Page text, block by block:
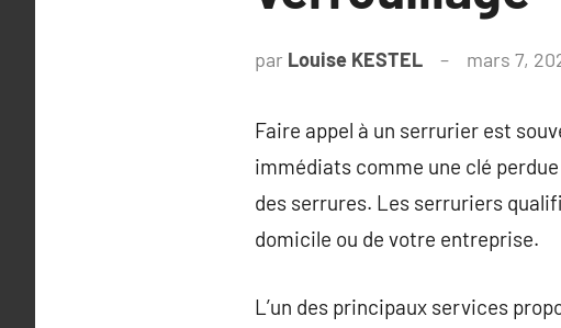
par Louise KESTEL mars 7,
Faire appel à un serrurier est
immédiats comme une clé
des serrures. Les serruriers
domicile ou de votre entreprise.
L’un des principaux services